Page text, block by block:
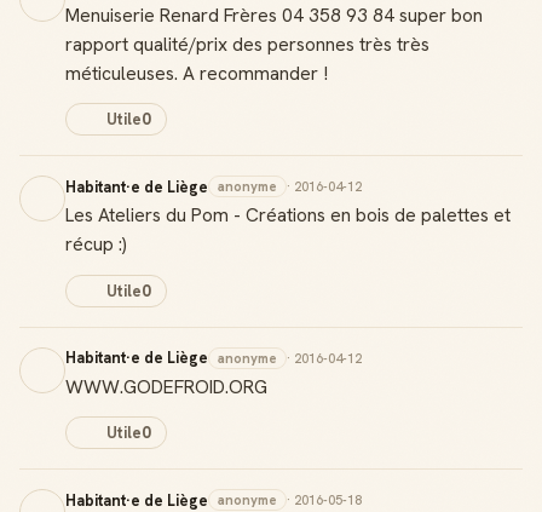
Menuiserie Renard Frères 04 358 93 84 super bon
rapport qualité/prix des personnes très très
méticuleuses. A recommander !
Utile0
Habitant·e de Liège anonyme · 2016-04-12
Les Ateliers du Pom - Créations en bois de palettes et
récup :)
Utile0
Habitant·e de Liège anonyme · 2016-04-12
WWW.GODEFROID.ORG
Utile0
Habitant·e de Liège anonyme · 2016-05-18